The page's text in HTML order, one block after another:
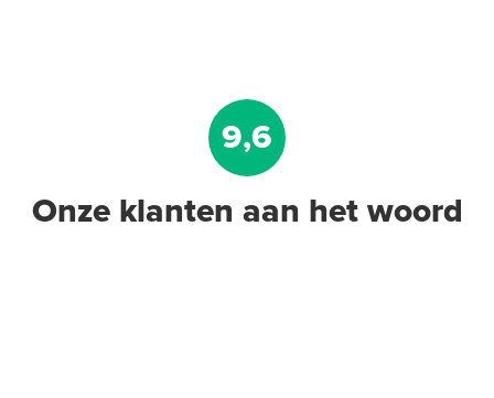
9,6
Onze klanten aan het woord